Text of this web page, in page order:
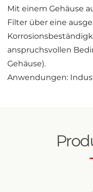
Mit einem Gehäuse
Filter über eine
anspruchsvollen
Gehäuse).
Anwendungen: